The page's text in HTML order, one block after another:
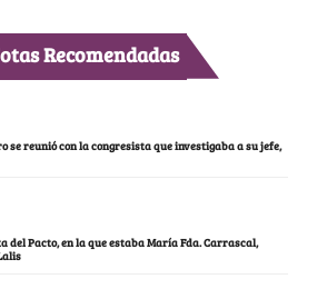
Recomendadas
se reunió con la congresista que investigaba a su jefe,
del Pacto, en la que estaba María Fda. Carrascal,